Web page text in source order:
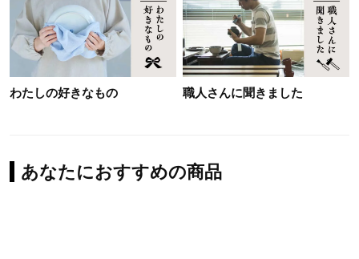
わたしの好きなもの 職人さんに聞きました
あなたにおすすめの商品